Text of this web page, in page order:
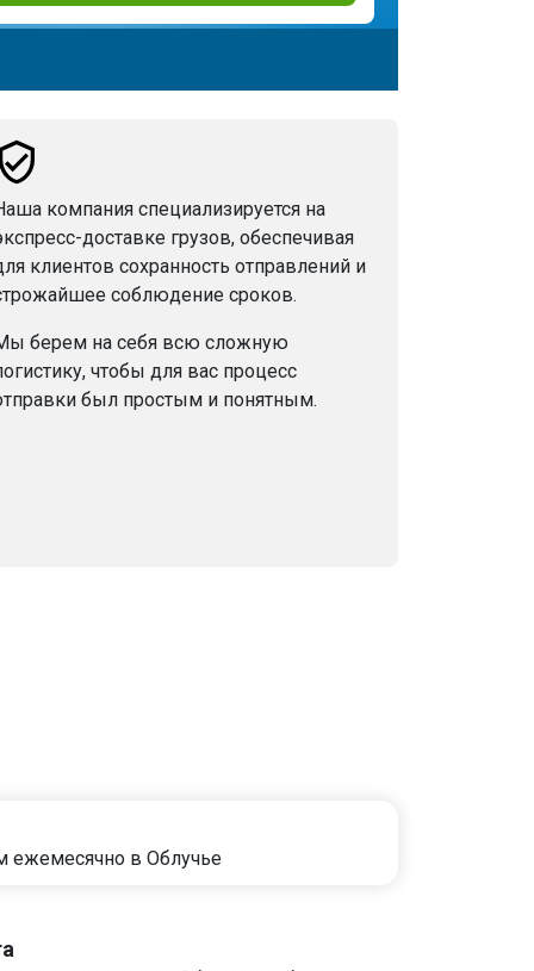
компания специализируется на
доставке грузов, обеспечивая
клиентов сохранность отправлений и
соблюдение сроков.
берем на себя всю сложную
чтобы для вас процесс
был простым и понятным.
ежемесячно в Облучье